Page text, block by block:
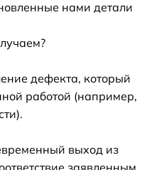
нами детали
дефекта, который
работой (например,
выход из
заявленным